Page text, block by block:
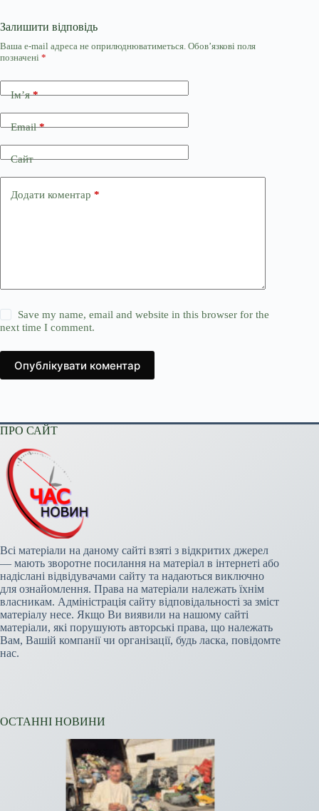
Залишити відповідь
Ваша e-mail адреса не оприлюднюватиметься. Обов’язкові поля
позначені *
Ім’я*
Email*
Сайт
Додати коментар *
Save my name, email and website in this browser for the
next time I comment.
Опублікувати коментар
ПРО САЙТ
Всі матеріали на даному сайті взяті з відкритих джерел
— мають зворотне посилання на матеріал в інтернеті або
надіслані відвідувачами сайту та надаються виключно
для ознайомлення. Права на матеріали належать їхнім
власникам. Адміністрація сайту відповідальності за зміст
матеріалу несе. Якщо Ви виявили на нашому сайті
матеріали, які порушують авторські права, що належать
Вам, Вашій компанії чи організації, будь ласка, повідомте
нас.
ОСТАННІ НОВИНИ